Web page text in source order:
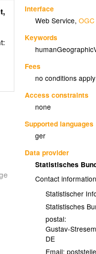
Interface
Web Service,
Keywords
Fees
no conditions apply
Access constraints
none
Supported languages
ger
Data provider
Statistisches
Contact
Statistischer
Statistisches
postal:
Gustav-
DE
Email: